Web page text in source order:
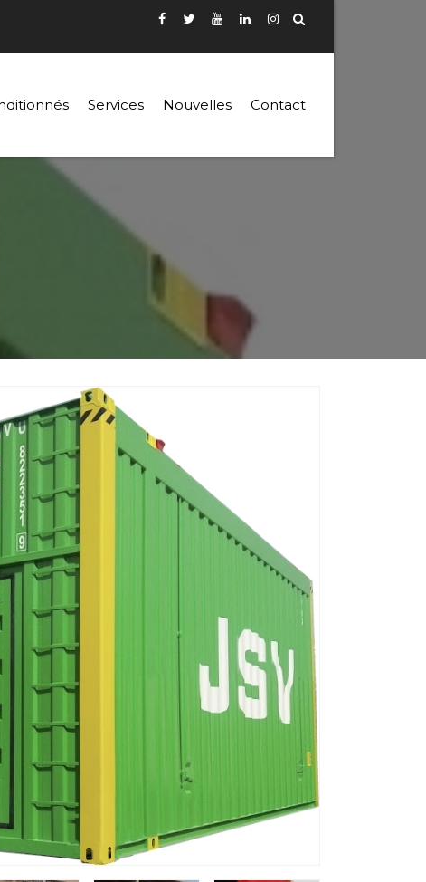
Services Nouvelles Contact